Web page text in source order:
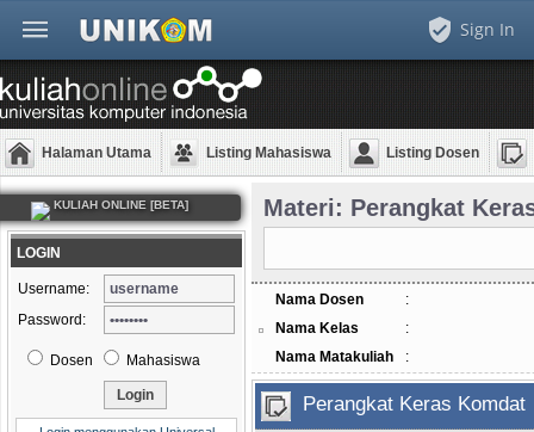
Sign In
Halaman Utama Listing Mahasiswa Listing Dosen
KULIAH ONLINE [BETA]
LOGIN
Username:
Password:
Dosen Mahasiswa
Materi: Perangkat
Nama Dosen
:
Nama Kelas
:
Nama Matakuliah
:
Perangkat Keras Komdat